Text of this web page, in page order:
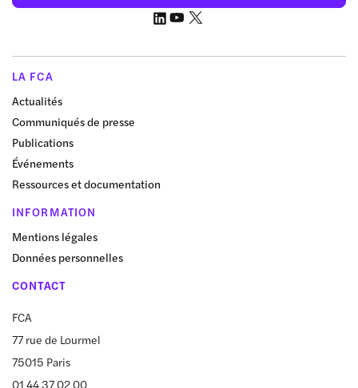
LA FCA
Actualités
Communiqués de presse
Publications
Événements
Ressources et documentation
INFORMATION
Mentions légales
Données personnelles
CONTACT
FCA
77 rue de Lourmel
75015 Paris
01 44 37 02 00